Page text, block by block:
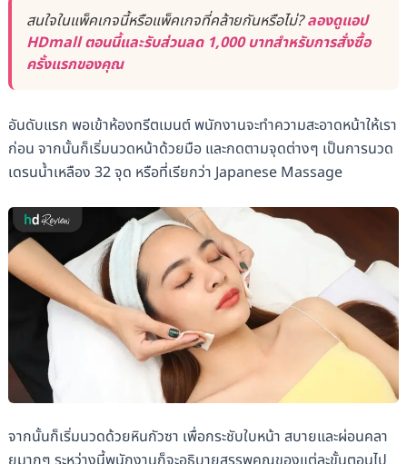
สนใจในแพ็คเกจนี้หรือแพ็คเกจที่คล้ายกันหรือไม่?ลองดูแอป
HDmall ตอนนี้และรับส่วนลด 1,000 บาทสำหรับการสั่งซื้อ
ครั้งแรกของคุณ
อันดับแรก พอเข้าห้องทรีตเมนต์ พนักงานจะทำความสะอาดหน้าให้เรา
ก่อน จากนั้นก็เริ่มนวดหน้าด้วยมือ และกดตามจุดต่างๆ เป็นการนวด
เดรนน้ำเหลือง 32 จุด หรือที่เรียกว่า Japanese Massage
จากนั้นก็เริ่มนวดด้วยหินกัวซา เพื่อกระชับใบหน้า สบายและผ่อนคลา